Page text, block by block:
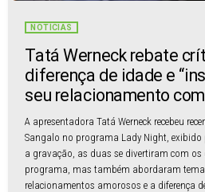
NOTÍCIAS
Tatá Werneck rebate
diferença de idade e
seu relacionamento
A apresentadora Tatá Werneck recebeu
Sangalo no programa Lady Night,
a gravação, as duas se divertiram com
programa, mas também abordaram
relacionamentos amorosos e a diferença